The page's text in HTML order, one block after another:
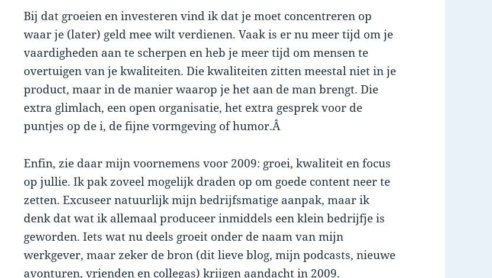
Bij dat groeien en investeren vind ik dat je moet concentreren op
waar je (later) geld mee wilt verdienen. Vaak is er nu meer tijd om je
vaardigheden aan te scherpen en heb je meer tijd om mensen te
overtuigen van je kwaliteiten. Die kwaliteiten zitten meestal niet in je
product, maar in de manier waarop je het aan de man brengt. Die
extra glimlach, een open organisatie, het extra gesprek voor de
puntjes op de i, de fijne vormgeving of humor.Â
Enfin, zie daar mijn voornemens voor 2009: groei, kwaliteit en focus
op jullie. Ik pak zoveel mogelijk draden op om goede content neer te
zetten. Excuseer natuurlijk mijn bedrijfsmatige aanpak, maar ik
denk dat wat ik allemaal produceer inmiddels een klein bedrijfje is
geworden. Iets wat nu deels groeit onder de naam van mijn
werkgever, maar zeker de bron (dit lieve blog, mijn podcasts, nieuwe
avonturen, vrienden en collegas) krijgen aandacht in 2009.